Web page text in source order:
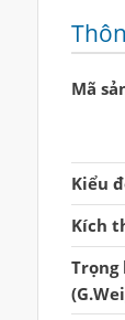
Mã
Kiểu
Kích
Trọng